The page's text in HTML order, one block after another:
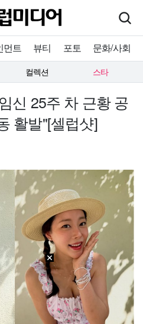
먼트 뷰티 포토 문화/사회
컬렉션 스타
신 25주 차 근황 공
활발"[셀럽샷]